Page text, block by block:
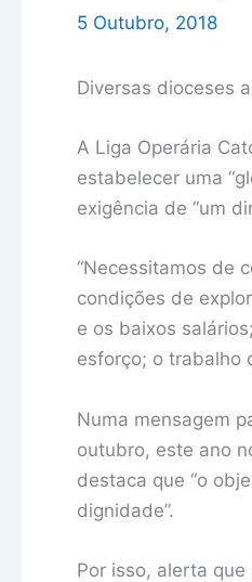
5 Outubro, 2018
Diversas dioceses
A Liga Operária
estabelecer uma
exigência de “um
“Necessitamos de
condições de
e os baixos
esforço; o trabalho
Numa mensagem
outubro, este ano
destaca que “o
dignidade”.
Por isso, alerta que